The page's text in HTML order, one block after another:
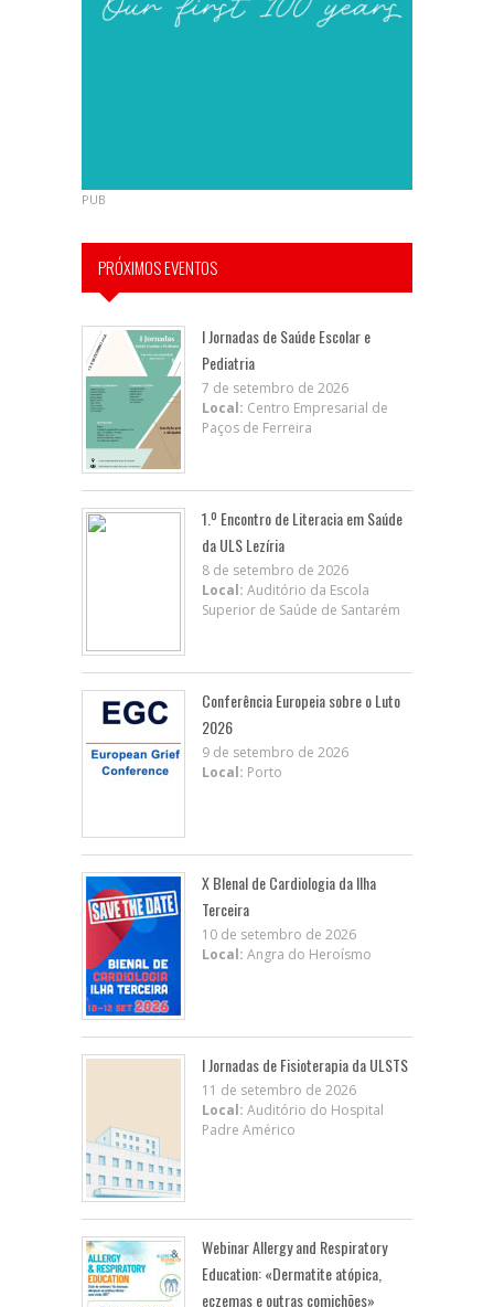
PUB
PRÓXIMOS EVENTOS
I Jornadas de Saúde Escolar e
Pediatria
7 de setembro de 2026
Local: Centro Empresarial de
Paços de Ferreira
1.º Encontro de Literacia em Saúde
da ULS Lezíria
8 de setembro de 2026
Local: Auditório da Escola
Superior de Saúde de Santarém
Conferência Europeia sobre o Luto
2026
9 de setembro de 2026
Local: Porto
X BIenal de Cardiologia da Ilha
Terceira
10 de setembro de 2026
Local: Angra do Heroísmo
I Jornadas de Fisioterapia da ULSTS
11 de setembro de 2026
Local: Auditório do Hospital
Padre Américo
Webinar Allergy and Respiratory
Education: «Dermatite atópica,
eczemas e outras comichões»